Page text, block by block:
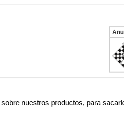
nuestros productos, para